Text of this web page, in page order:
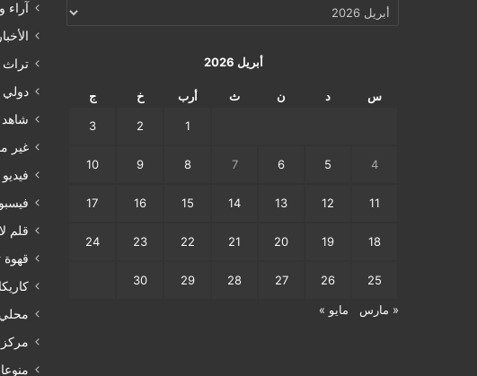
الإرشيف
أبريل 2026
س د ن ث أرب خ ج
1
2
3
4
5
6
7
8
9
10
11
12
13
14
15
16
17
18
19
20
21
22
23
24
25
26
27
28
29
30
« مارس مايو »
آراء
الأخبار
تراث
دولي
شاهد
غير
فيديو
قلم
قهوة
محلي